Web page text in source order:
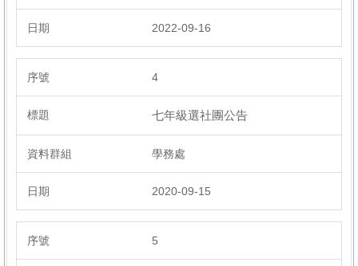
1140673858號備查)
2022-09-16
4
七年級選社團公告
學務處
2020-09-15
5